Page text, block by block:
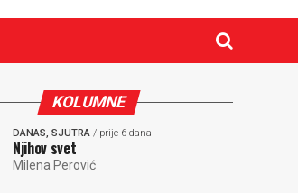
KOLUMNE
DANAS, SJUTRA / prije 6 dana
Njihov svet
Milena Perović